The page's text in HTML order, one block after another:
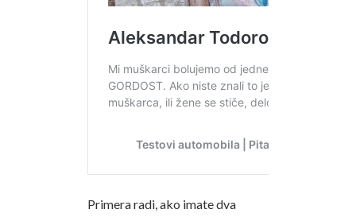
Primera radi, ako imate dva